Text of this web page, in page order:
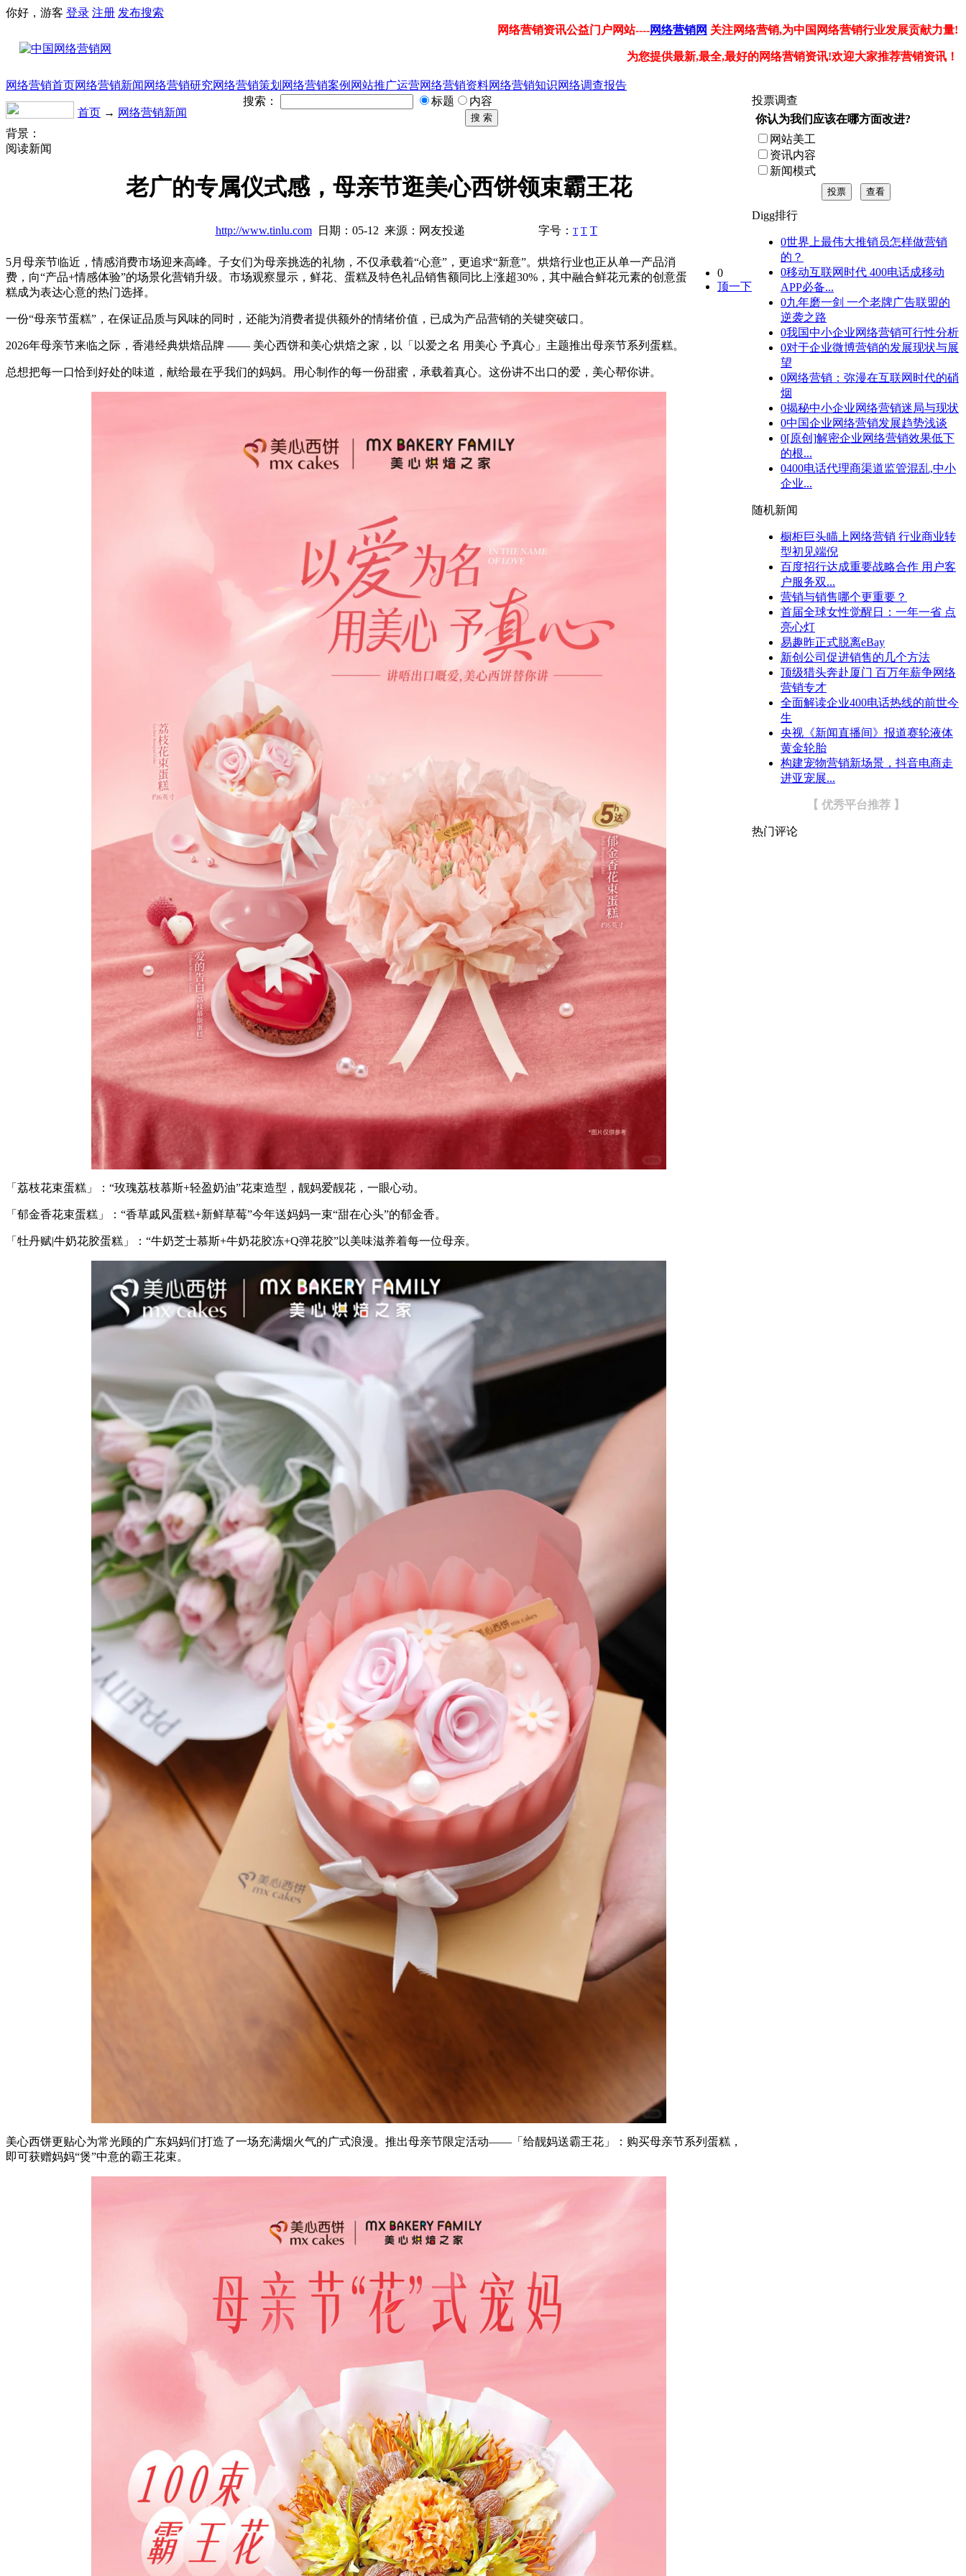
你好，游客 登录 注册 发布搜索
网络营销资讯公益门户网站----网络营销网 关注网络营销,为中国网络营销行业发展贡献力量!
为您提供最新,最全,最好的网络营销资讯!欢迎大家推荐营销资讯！
网络营销首页网络营销新闻 网络营销研究网络营销策划 网络营销案例 网站推广运营网络营销资料网络营销知识网络调查报告
首页 → 网络营销新闻
搜索： 标题 内容
搜 索
背景：
阅读新闻
老广的专属仪式感，母亲节逛美心西饼领束霸王花
http://www.tinlu.com日期：05-12 来源：网友投递 字号： T T T
0
顶一下
5月母亲节临近，情感消费市场迎来高峰。子女们为母亲挑选的礼物，不仅承载着“心意”，更追求“新意”。烘焙行业也正从单一产品消
费，向“产品+情感体验”的场景化营销升级。市场观察显示，鲜花、蛋糕及特色礼品销售额同比上涨超30%，其中融合鲜花元素的创意蛋
糕成为表达心意的热门选择。
一份“母亲节蛋糕”，在保证品质与风味的同时，还能为消费者提供额外的情绪价值，已成为产品营销的关键突破口。
2026年母亲节来临之际，香港经典烘焙品牌 —— 美心西饼和美心烘焙之家，以「以爱之名 用美心 予真心」主题推出母亲节系列蛋糕。
总想把每一口恰到好处的味道，献给最在乎我们的妈妈。用心制作的每一份甜蜜，承载着真心。这份讲不出口的爱，美心帮你讲。
「荔枝花束蛋糕」：“玫瑰荔枝慕斯+轻盈奶油”花束造型，靓妈爱靓花，一眼心动。
「郁金香花束蛋糕」：“香草戚风蛋糕+新鲜草莓”今年送妈妈一束“甜在心头”的郁金香。
「牡丹赋|牛奶花胶蛋糕」：“牛奶芝士慕斯+牛奶花胶冻+Q弹花胶”以美味滋养着每一位母亲。
美心西饼更贴心为常光顾的广东妈妈们打造了一场充满烟火气的广式浪漫。推出母亲节限定活动——「给靓妈送霸王花」：购买母亲节系列蛋糕，
即可获赠妈妈“煲”中意的霸王花束。
投票调查
你认为我们应该在哪方面改进?
网站美工
资讯内容
新闻模式
投票 查看
Digg排行
0世界上最伟大推销员怎样做营销
的？
0移动互联网时代 400电话成移动
APP必备...
0九年磨一剑 一个老牌广告联盟的
逆袭之路
0我国中小企业网络营销可行性分析
0对于企业微博营销的发展现状与展
望
0网络营销：弥漫在互联网时代的硝
烟
0揭秘中小企业网络营销迷局与现状
0中国企业网络营销发展趋势浅谈
0[原创]解密企业网络营销效果低下
的根...
0400电话代理商渠道监管混乱,中小
企业...
随机新闻
橱柜巨头瞄上网络营销 行业商业转
型初见端倪
百度招行达成重要战略合作 用户客
户服务双...
营销与销售哪个更重要？
首届全球女性觉醒日：一年一省 点
亮心灯
易趣昨正式脱离eBay
新创公司促进销售的几个方法
顶级猎头奔赴厦门 百万年薪争网络
营销专才
全面解读企业400电话热线的前世今
生
央视《新闻直播间》报道赛轮液体
黄金轮胎
构建宠物营销新场景，抖音电商走
进亚宠展...
【 优秀平台推荐 】
热门评论